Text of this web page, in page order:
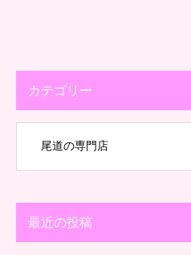
カテゴリー
最近の投稿